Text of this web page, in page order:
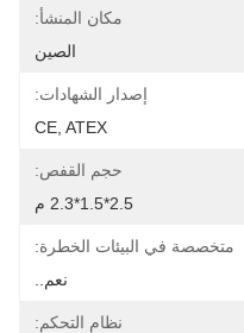
مكان المنشأ:
الصين
إصدار الشهادات:
CE, ATEX
حجم القفص:
2.5*1.5*2.3 م
متخصصة في البيئات الخطرة:
نعم..
نظام التحكم: